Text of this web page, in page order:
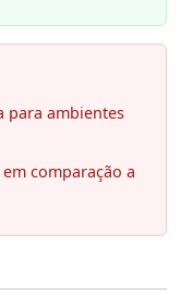
para ambientes
comparação a